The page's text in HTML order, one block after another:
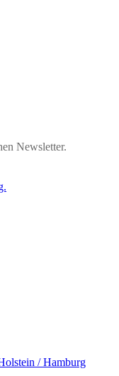
Newsletter.
/ Hamburg